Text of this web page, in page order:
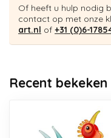
Of heeft u hulp nodig
contact op met onze
art.nl of +31 (0)6-
Recent bekeken